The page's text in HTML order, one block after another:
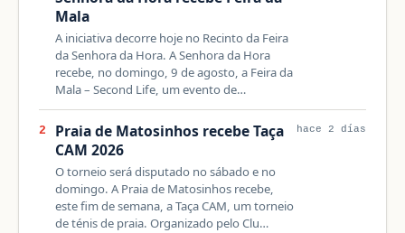
Mala
A iniciativa decorre hoje no Recinto da Feira
da Senhora da Hora. A Senhora da Hora
recebe, no domingo, 9 de agosto, a Feira da
Mala – Second Life, um evento de…
2
Praia de Matosinhos recebe Taça
CAM 2026
O torneio será disputado no sábado e no
domingo. A Praia de Matosinhos recebe,
este fim de semana, a Taça CAM, um torneio
de ténis de praia. Organizado pelo Clu…
hace 2 días